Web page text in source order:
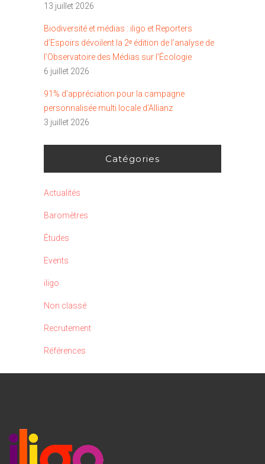
13 juillet 2026
Biodiversité et médias : iligo et Reporters
d’Espoirs dévoilent la 2ᵉ édition de l’analyse de
l’Observatoire des Médias sur l’Écologie
6 juillet 2026
91% d’appréciation pour la campagne
personnalisée multi locale d’Allianz
3 juillet 2026
Catégories
Actualités
Baromètres
Études
Events
iligo
Non classé
Recrutement
Références